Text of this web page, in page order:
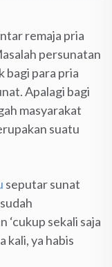
remaja pria
persunatan
bagi para pria
Apalagi bagi
masyarakat
suatu
seputar sunat
‘cukup sekali saja
kali, ya habis